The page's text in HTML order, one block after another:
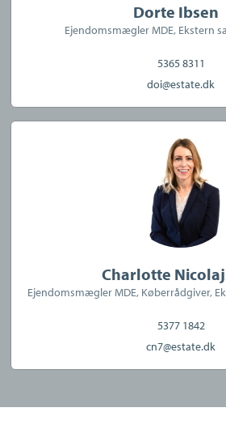
Dorte Ibsen
Ejendomsmægler MDE, Ekstern
5365 8311
doi@estate.dk
Charlotte
Ejendomsmægler MDE, Køberrådgiver,
5377 1842
cn7@estate.dk